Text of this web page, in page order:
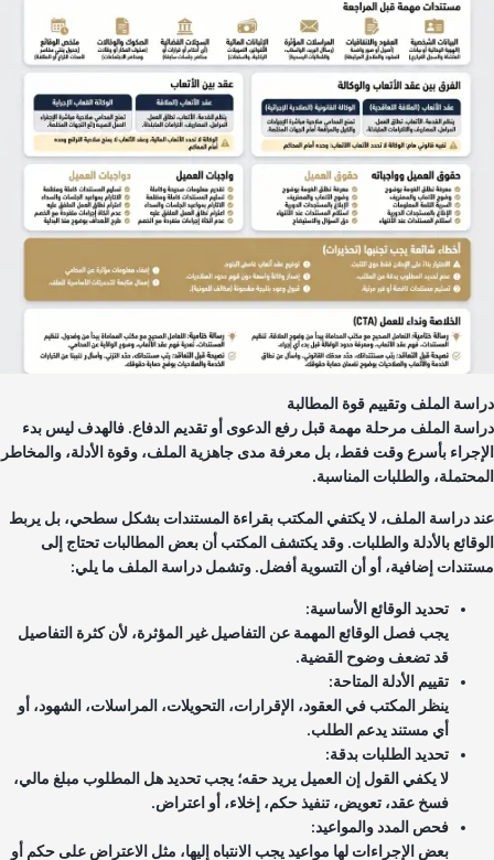
الملف وتقييم قوة المطالبة
الملف مرحلة مهمة قبل رفع الدعوى أو تقديم الدفاع. فالهدف ليس بدء
بأسرع وقت فقط، بل معرفة مدى جاهزية الملف، وقوة الأدلة، والمخاطر
والطلبات المناسبة.
دراسة الملف، لا يكتفي المكتب بقراءة المستندات بشكل سطحي، بل يربط
بالأدلة والطلبات. وقد يكتشف المكتب أن بعض المطالبات تحتاج إلى
إضافية، أو أن التسوية أفضل. وتشمل دراسة الملف ما يلي:
تحديد الوقائع الأساسية:
يجب فصل الوقائع المهمة عن التفاصيل غير المؤثرة، لأن كثرة التفاصيل
قد تضعف وضوح القضية.
تقييم الأدلة المتاحة:
ينظر المكتب في العقود، الإقرارات، التحويلات، المراسلات، الشهود، أو
أي مستند يدعم الطلب.
تحديد الطلبات بدقة:
لا يكفي القول إن العميل يريد حقه؛ يجب تحديد هل المطلوب مبلغ مالي،
فسخ عقد، تعويض، تنفيذ حكم، إخلاء، أو اعتراض.
فحص المدد والمواعيد:
بعض الإجراءات لها مواعيد يجب الانتباه إليها، مثل الاعتراض على حكم أو